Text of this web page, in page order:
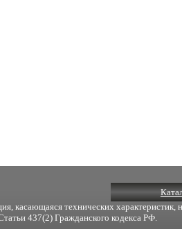
касающаяся технических
437(2) Гражданского кодекса РФ.